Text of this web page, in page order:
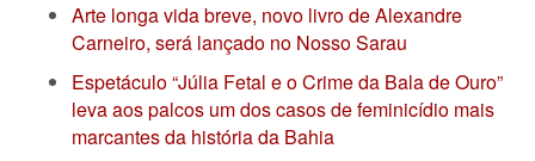
Arte longa vida breve, novo livro de Alexandre
Carneiro, será lançado no Nosso Sarau
Espetáculo “Júlia Fetal e o Crime da Bala de Ouro”
leva aos palcos um dos casos de feminicídio mais
marcantes da história da Bahia